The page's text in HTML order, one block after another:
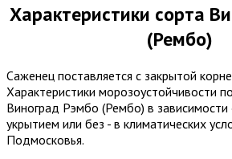
Характеристики сорта
(Рембо)
Саженец поставляется с закрытой
Характеристики морозоустойчивости
Виноград Рэмбо (Рембо) в зависимости
укрытием или без - в климатических
Подмосковья.